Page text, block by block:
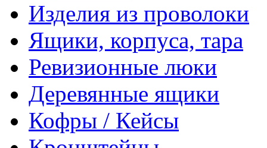
Изделия из проволоки
Ящики, корпуса, тара
Ревизионные люки
Деревянные ящики
Кофры / Кейсы